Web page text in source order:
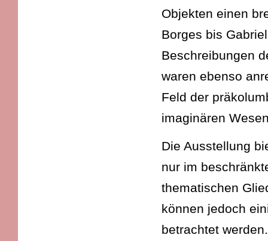
Objekten einen
Borges bis
Beschreibungen
waren ebenso
Feld der
imaginären
Die Ausstellung
nur im
thematischen
können jedoch
betrachtet